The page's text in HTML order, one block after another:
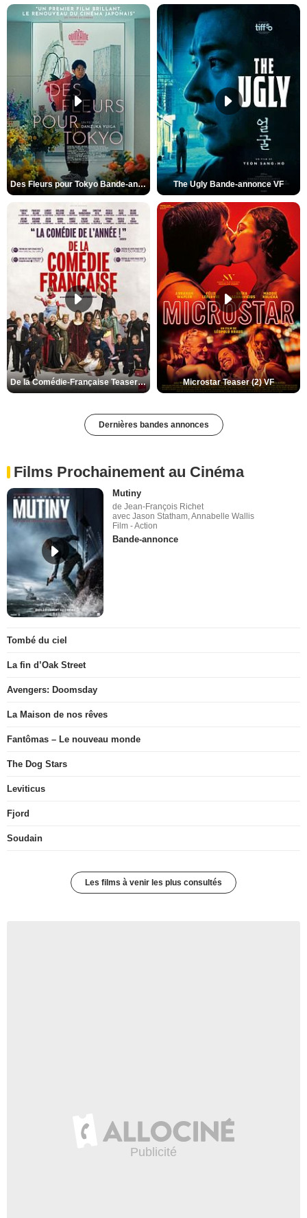
Des Fleurs pour Tokyo Bande-annonce VO STFR The Ugly Bande-annonce VF
De la Comédie-Française Teaser (3) VF Microstar Teaser (2) VF
Dernières bandes annonces
Films Prochainement au Cinéma
Mutiny
de Jean-François Richet
avec Jason Statham, Annabelle Wallis
Film - Action
Bande-annonce
Tombé du ciel
La fin d’Oak Street
Avengers: Doomsday
La Maison de nos rêves
Fantômas – Le nouveau monde
The Dog Stars
Leviticus
Fjord
Soudain
Les films à venir les plus consultés